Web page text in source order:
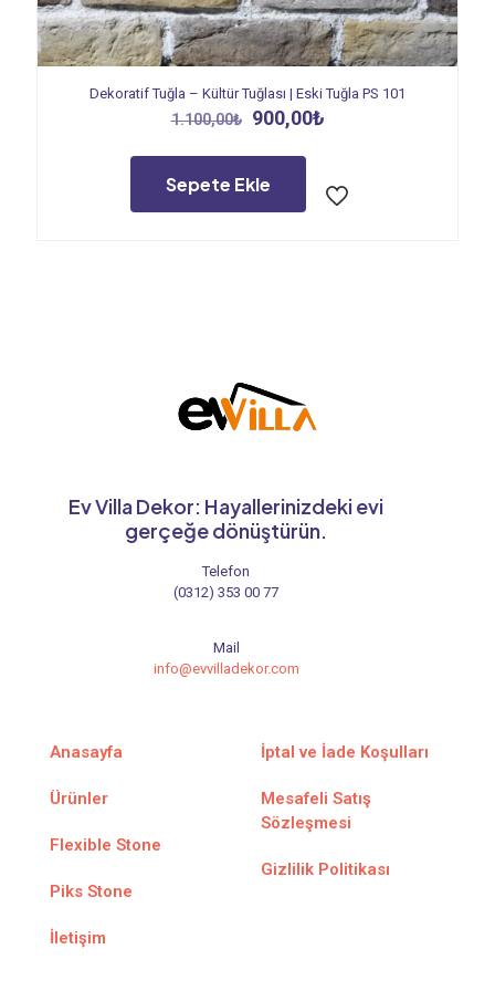
Dekoratif Tuğla – Kültür Tuğlası | Eski Tuğla PS 101
1.100,00₺
Orijinal
fiyat:
1.100,00₺.
900,00₺Şu
Sepete Ekle
Ev Villa Dekor: Hayallerinizdeki evi
gerçeğe dönüştürün.
Telefon
(0312) 353 00 77
Mail
info@evvilladekor.com
Anasayfa
Ürünler
Flexible Stone
Piks Stone
İletişim
İptal ve İade Koşulları
Mesafeli Satış
Sözleşmesi
Gizlilik Politikası